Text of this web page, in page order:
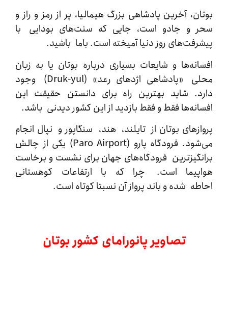
آخرین پادشاهی بزرگ هیمالیا، پر از رمز و راز و
و جادو است، جایی که سنت‌های بودایی با
روز دنیا آمیخته است. باما باشید.
و شایعات بسیاری درباره بوتان یا به زبان
محلی «پادشاهی اژدهای رعد» (Druk-yul) وجود
شاید بهترین راه برای دانستن حقیقت این
فقط و فقط بازدید از این کشور دیدنی باشد.
بوتان از تایلند، هند، سنگاپور و نپال انجام
می‌شود. فرودگاه پارو (Paro Airport) یکی از چالش
فرودگاه‌های جهان برای نشست و برخاست
است. چرا که با ارتفاعات کوهستانی
شده و باند پرواز آن نسبتا کوتاه است.
تصاویر پانورامای کشور بوتان